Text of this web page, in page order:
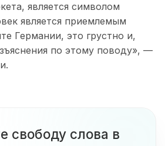
является символом
является приемлемым
Германии, это грустно и,
по этому поводу», —
свободу слова в